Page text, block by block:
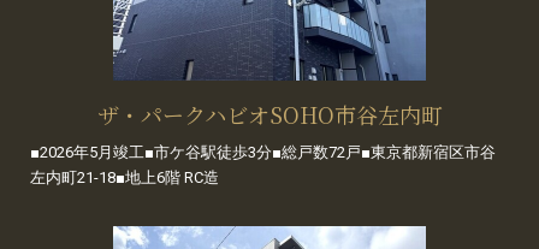
ザ・パークハビオSOHO市谷左内町
■2026年5月竣工■市ケ谷駅徒歩3分■総戸数72戸■東京都新宿区市谷
左内町21-18■地上6階 RC造